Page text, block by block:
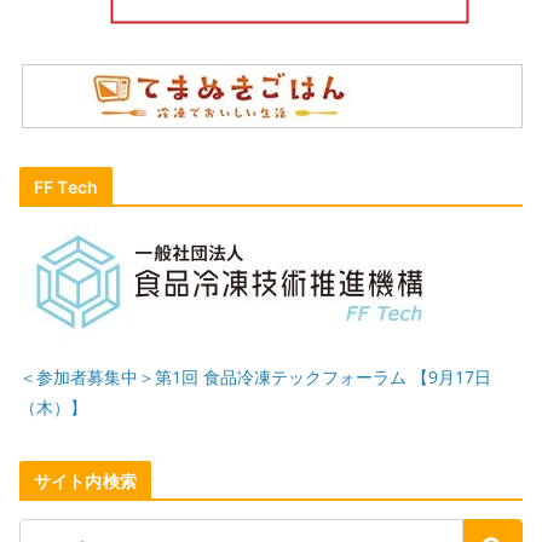
FF Tech
＜参加者募集中＞第1回 食品冷凍テックフォーラム 【9月17日
（木）】
サイト内検索